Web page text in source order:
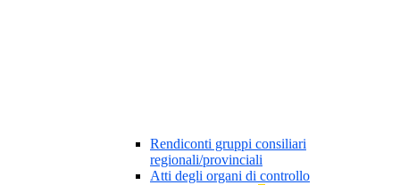
Rendiconti gruppi consiliari
regionali/provinciali
Atti degli organi di controllo